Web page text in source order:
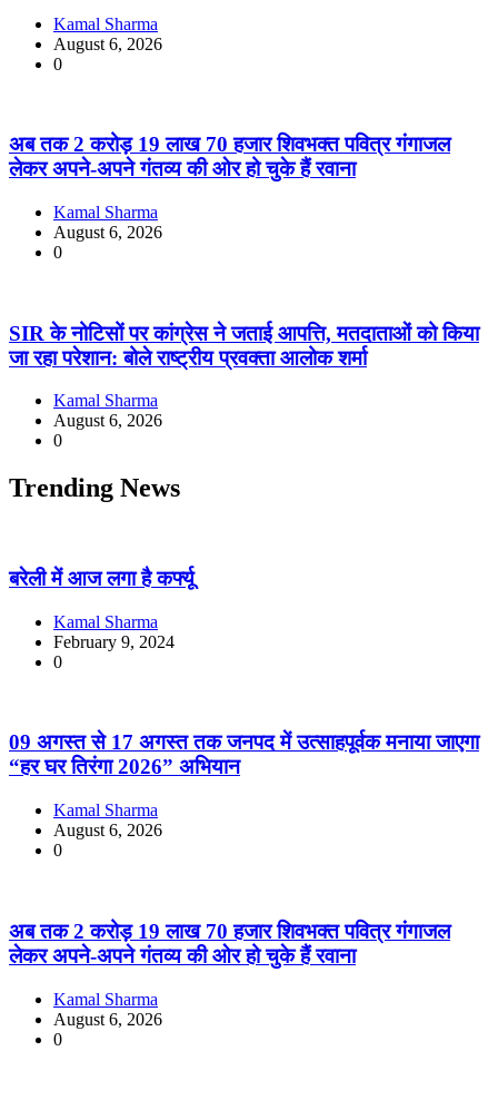
Kamal Sharma
August 6, 2026
0
अब तक 2 करोड़ 19 लाख 70 हजार शिवभक्त पवित्र गंगाजल
लेकर अपने-अपने गंतव्य की ओर हो चुके हैं रवाना
Kamal Sharma
August 6, 2026
0
SIR के नोटिसों पर कांग्रेस ने जताई आपत्ति, मतदाताओं को किया
जा रहा परेशान: बोले राष्ट्रीय प्रवक्ता आलोक शर्मा
Kamal Sharma
August 6, 2026
0
Trending News
बरेली में आज लगा है कर्फ्यू
Kamal Sharma
February 9, 2024
0
09 अगस्त से 17 अगस्त तक जनपद में उत्साहपूर्वक मनाया जाएगा
“हर घर तिरंगा 2026” अभियान
Kamal Sharma
August 6, 2026
0
अब तक 2 करोड़ 19 लाख 70 हजार शिवभक्त पवित्र गंगाजल
लेकर अपने-अपने गंतव्य की ओर हो चुके हैं रवाना
Kamal Sharma
August 6, 2026
0